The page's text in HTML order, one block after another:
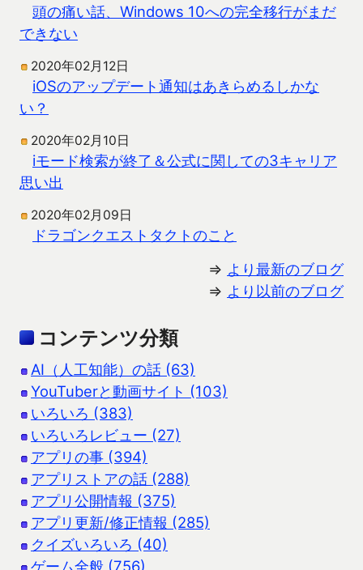
頭の痛い話、Windows 10への完全移行がまだ
できない
2020年02月12日
iOSのアップデート通知はあきらめるしかな
い？
2020年02月10日
iモード検索が終了＆公式に関しての3キャリア
思い出
2020年02月09日
ドラゴンクエストタクトのこと
⇒ より最新のブログ
⇒ より以前のブログ
コンテンツ分類
AI（人工知能）の話 (63)
YouTuberと動画サイト (103)
いろいろ (383)
いろいろレビュー (27)
アプリの事 (394)
アプリストアの話 (288)
アプリ公開情報 (375)
アプリ更新/修正情報 (285)
クイズいろいろ (40)
ゲーム全般 (756)